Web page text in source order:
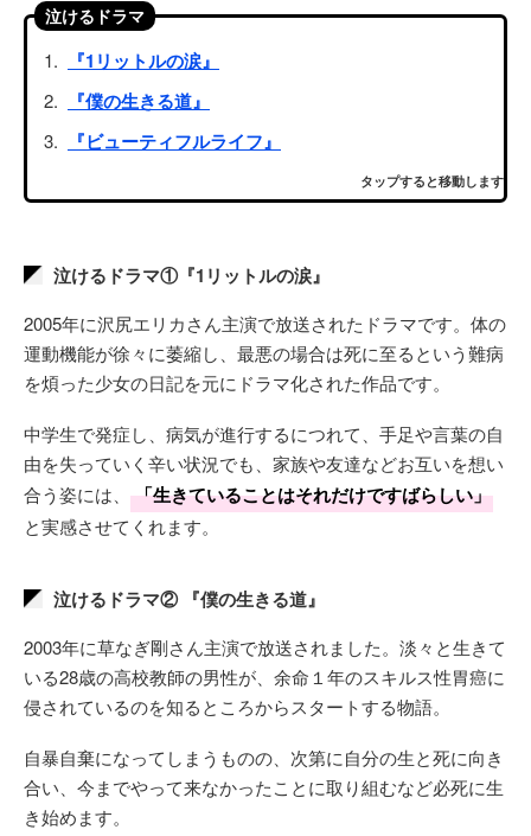
泣けるドラマ
『1リットルの涙』
『僕の生きる道』
『ビューティフルライフ』
タップすると移動します
泣けるドラマ①『1リットルの涙』
2005年に沢尻エリカさん主演で放送されたドラマです。体の
運動機能が徐々に萎縮し、最悪の場合は死に至るという難病
を煩った少女の日記を元にドラマ化された作品です。
中学生で発症し、病気が進行するにつれて、手足や言葉の自
由を失っていく辛い状況でも、家族や友達などお互いを想い
合う姿には、
「生きていることはそれだけですばらしい」
と実感させてくれます。
泣けるドラマ② 『僕の生きる道』
2003年に草なぎ剛さん主演で放送されました。淡々と生きて
いる28歳の高校教師の男性が、余命１年のスキルス性胃癌に
侵されているのを知るところからスタートする物語。
自暴自棄になってしまうものの、次第に自分の生と死に向き
合い、今までやって来なかったことに取り組むなど必死に生
き始めます。